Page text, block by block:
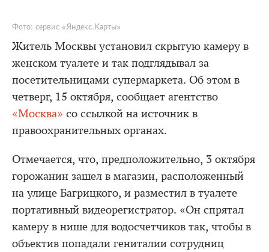
Фото: сервис «Яндекс.Карты»
Житель Москвы установил скрытую камеру в
женском туалете и так подглядывал за
посетительницами супермаркета. Об этом в
четверг, 15 октября, сообщает агентство
«Москва» со ссылкой на источник в
правоохранительных органах.
Отмечается, что, предположительно, 3 октября
горожанин зашел в магазин, расположенный
на улице Багрицкого, и разместил в туалете
портативный видеорегистратор. «Он спрятал
камеру в нише для водосчетчиков так, чтобы в
объектив попадали гениталии сотрудниц